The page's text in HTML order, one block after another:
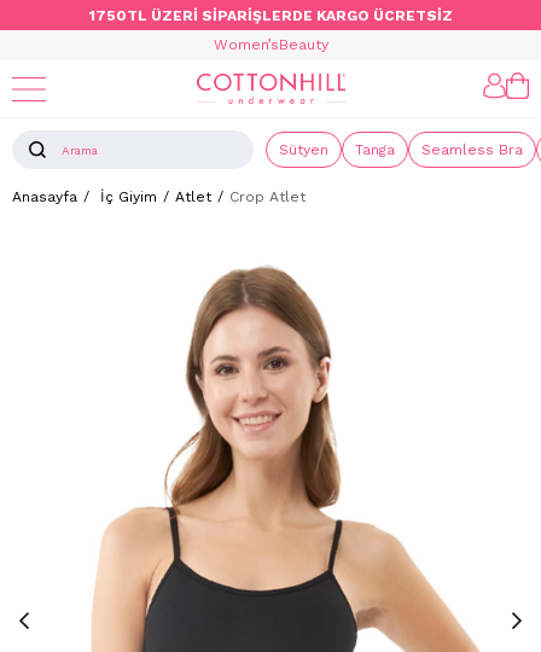
1750TL ÜZERİ SİPARİŞLERDE KARGO ÜCRETSİZ
Women’sBeauty
Sütyen Tanga Seamless Bra
Anasayfa İç Giyim Atlet Crop Atlet